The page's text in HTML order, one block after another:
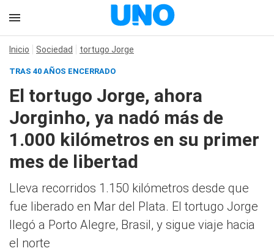
Inicio Sociedad tortugo Jorge
TRAS 40 AÑOS ENCERRADO
El tortugo Jorge, ahora
Jorginho, ya nadó más de
1.000 kilómetros en su primer
mes de libertad
Lleva recorridos 1.150 kilómetros desde que
fue liberado en Mar del Plata. El tortugo Jorge
llegó a Porto Alegre, Brasil, y sigue viaje hacia
el norte